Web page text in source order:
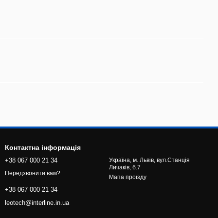
Контактна інформація
+38 067 000 21 34
Передзвонити вам?
+38 067 000 21 34
leotech@interline.in.ua
Україна, м. Львів, вул.Станція
Личаків, б.7
Мапа проїзду